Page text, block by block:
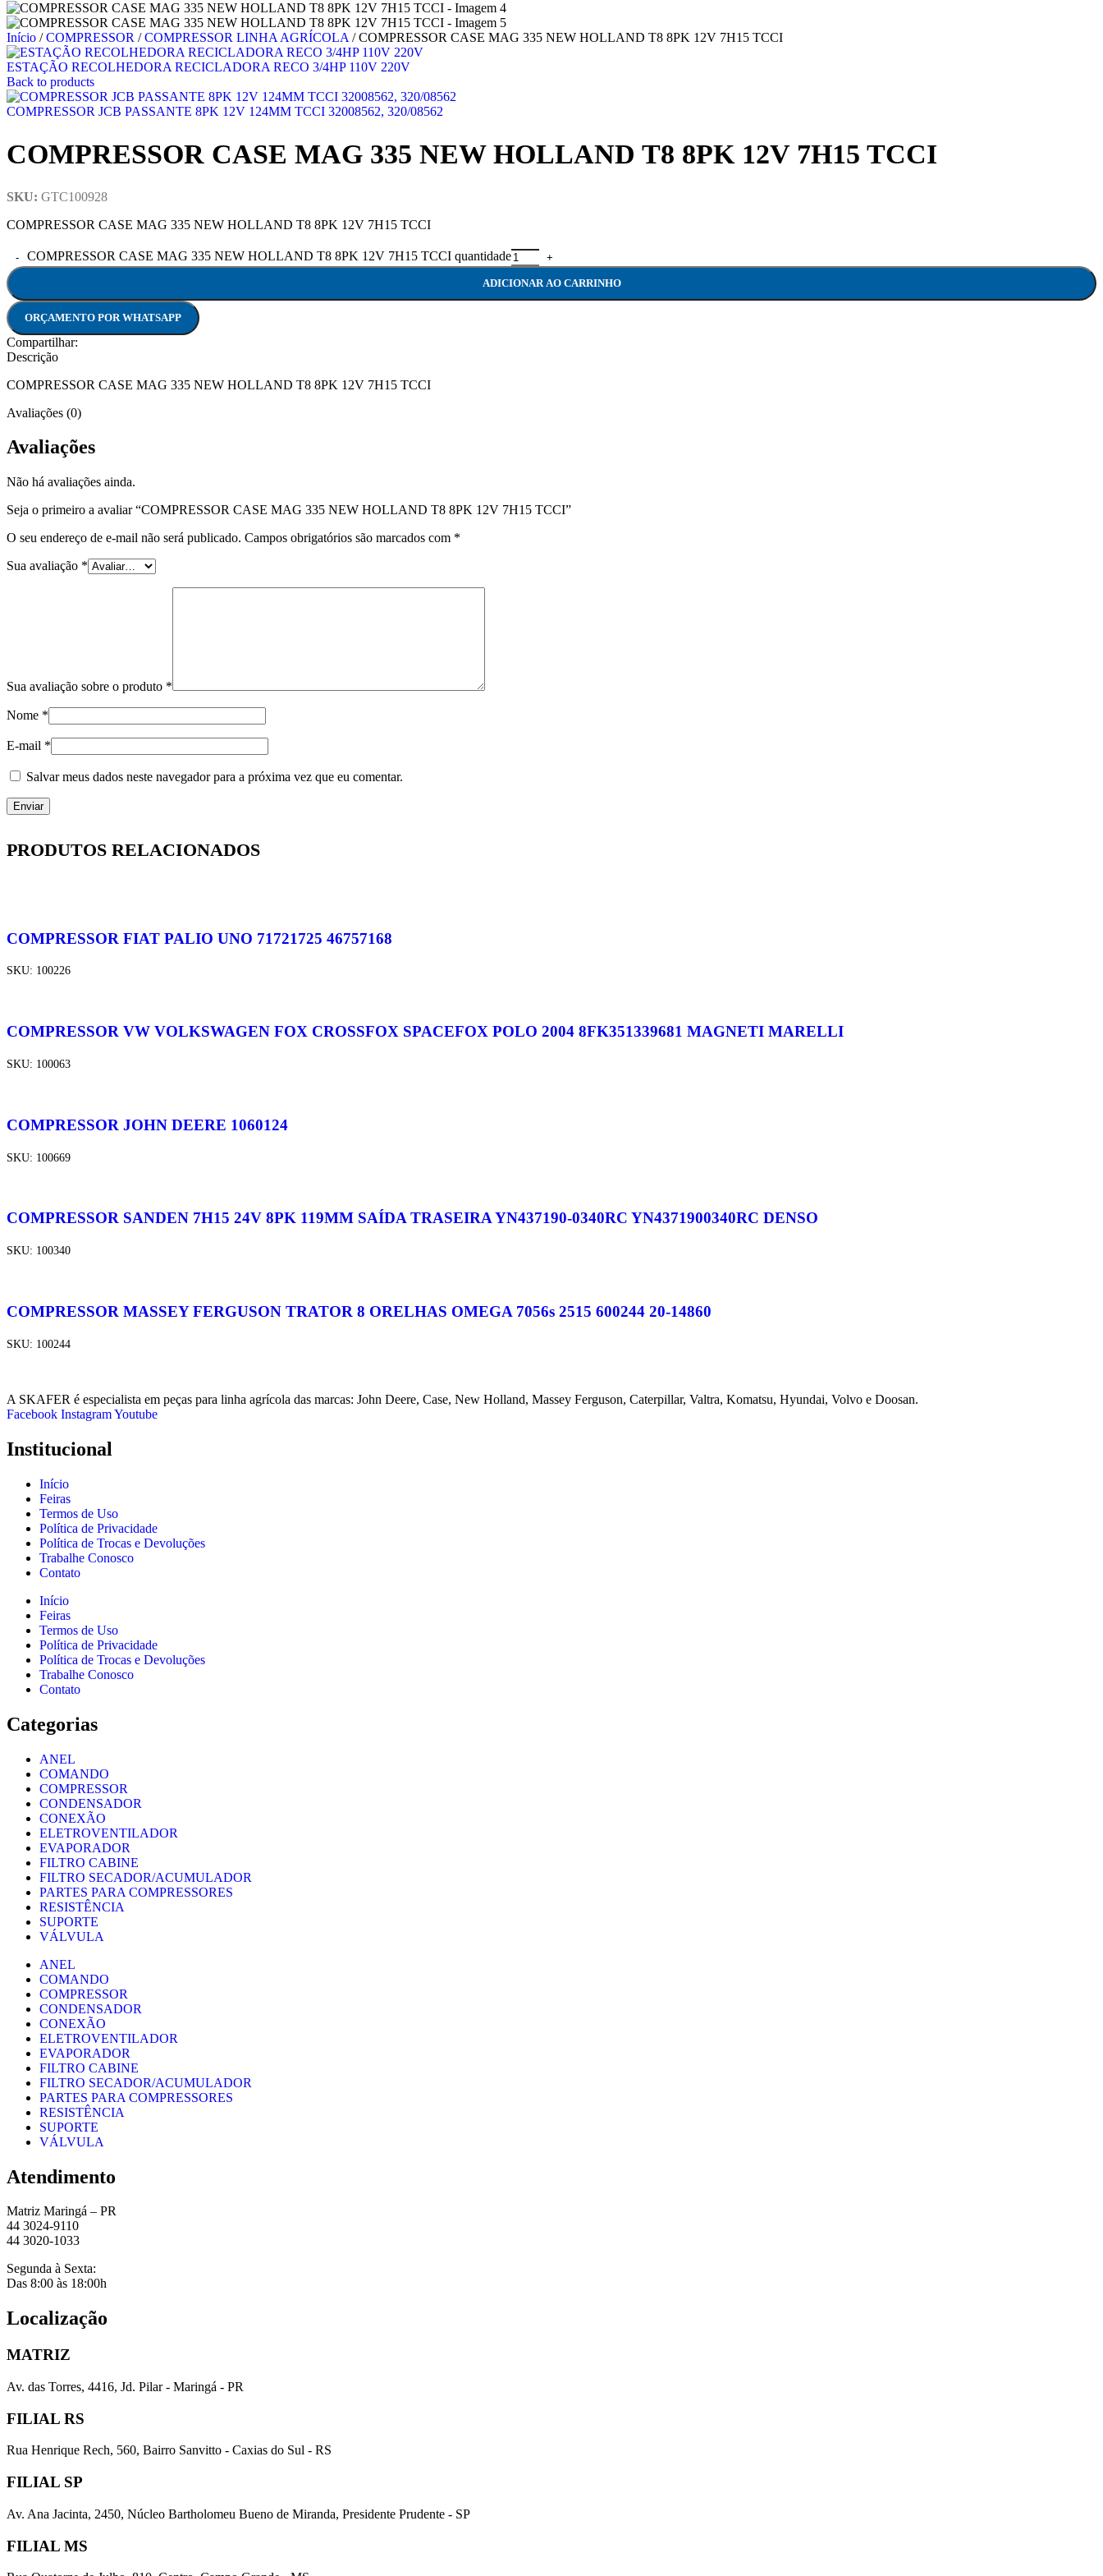
Início / COMPRESSOR / COMPRESSOR LINHA AGRÍCOLA / COMPRESSOR CASE MAG 335 NEW HOLLAND T8 8PK 12V 7H15 TCCI
ESTAÇÃO RECOLHEDORA RECICLADORA RECO 3/4HP 110V 220V
Back to products
COMPRESSOR JCB PASSANTE 8PK 12V 124MM TCCI 32008562, 320/08562
COMPRESSOR CASE MAG 335 NEW HOLLAND T8 8PK 12V 7H15 TCCI
SKU: GTC100928
COMPRESSOR CASE MAG 335 NEW HOLLAND T8 8PK 12V 7H15 TCCI
COMPRESSOR CASE MAG 335 NEW HOLLAND T8 8PK 12V 7H15 TCCI quantidade
ADICIONAR AO CARRINHO
ORÇAMENTO POR WHATSAPP
Compartilhar:
Descrição
COMPRESSOR CASE MAG 335 NEW HOLLAND T8 8PK 12V 7H15 TCCI
Avaliações (0)
Avaliações
Não há avaliações ainda.
Seja o primeiro a avaliar “COMPRESSOR CASE MAG 335 NEW HOLLAND T8 8PK 12V 7H15 TCCI”
O seu endereço de e-mail não será publicado. Campos obrigatórios são marcados com *
Sua avaliação *
Sua avaliação sobre o produto *
Nome *
E-mail *
Salvar meus dados neste navegador para a próxima vez que eu comentar.
PRODUTOS RELACIONADOS
COMPRESSOR FIAT PALIO UNO 71721725 46757168
SKU: 100226
COMPRESSOR VW VOLKSWAGEN FOX CROSSFOX SPACEFOX POLO 2004 8FK351339681 MAGNETI MARELLI
SKU: 100063
COMPRESSOR JOHN DEERE 1060124
SKU: 100669
COMPRESSOR SANDEN 7H15 24V 8PK 119MM SAÍDA TRASEIRA YN437190-0340RC YN4371900340RC DENSO
SKU: 100340
COMPRESSOR MASSEY FERGUSON TRATOR 8 ORELHAS OMEGA 7056s 2515 600244 20-14860
SKU: 100244
A SKAFER é especialista em peças para linha agrícola das marcas: John Deere, Case, New Holland, Massey Ferguson, Caterpillar, Valtra, Komatsu, Hyundai, Volvo e Doosan.
Facebook InstagramYoutube
Institucional
Início
Feiras
Termos de Uso
Política de Privacidade
Política de Trocas e Devoluções
Trabalhe Conosco
Contato
Início
Feiras
Termos de Uso
Política de Privacidade
Política de Trocas e Devoluções
Trabalhe Conosco
Contato
Categorias
ANEL
COMANDO
COMPRESSOR
CONDENSADOR
CONEXÃO
ELETROVENTILADOR
EVAPORADOR
FILTRO CABINE
FILTRO SECADOR/ACUMULADOR
PARTES PARA COMPRESSORES
RESISTÊNCIA
SUPORTE
VÁLVULA
ANEL
COMANDO
COMPRESSOR
CONDENSADOR
CONEXÃO
ELETROVENTILADOR
EVAPORADOR
FILTRO CABINE
FILTRO SECADOR/ACUMULADOR
PARTES PARA COMPRESSORES
RESISTÊNCIA
SUPORTE
VÁLVULA
Atendimento
Matriz Maringá – PR
44 3024-9110
44 3020-1033
Segunda à Sexta:
Das 8:00 às 18:00h
Localização
MATRIZ
Av. das Torres, 4416, Jd. Pilar - Maringá - PR
FILIAL RS
Rua Henrique Rech, 560, Bairro Sanvitto - Caxias do Sul - RS
FILIAL SP
Av. Ana Jacinta, 2450, Núcleo Bartholomeu Bueno de Miranda, Presidente Prudente - SP
FILIAL MS